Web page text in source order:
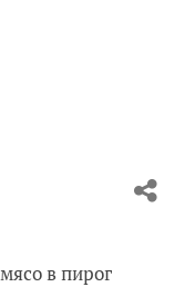
в пирог